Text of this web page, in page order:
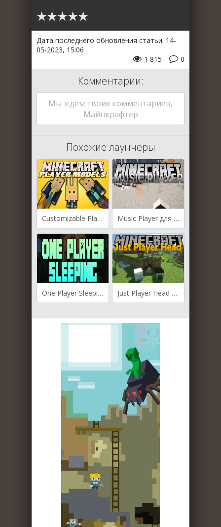
Дата последнего обновления статьи: 14-
05-2023, 15:06
0
1 815
Комментарии:
Мы ждем твоих комментариев,
Майнкрафтер
Похожие лаунчеры
Customizable Player Models для Майнкрафт [1.19.4, 1.19.3, 1.19.2] Music Player для Майнкрафт [1.19.4, 1.19.3, 1.19.2]
One Player Sleeping для Майнкрафт [1.16.5, 1.15.2] Just Player Head для Майнкрафт [1.16.1, 1.15.2, 1.14.4, 1.12.2]